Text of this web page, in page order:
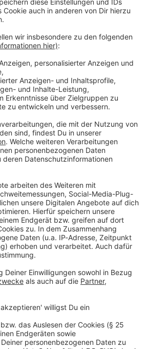
Bayern über DAB+
Bayern ist seit dem 07.07.2026
empfangbar. So bringst du
Chillout, Ambient, Relaxed Pop,
und soften Dance-Pop-Titeln.
wichtigen Infos zum DAB+-
ANTENNE Bayern zu
unseren Stream direkt über unser
habt aber auch die Möglichkeit
in euer WLAN-Radio